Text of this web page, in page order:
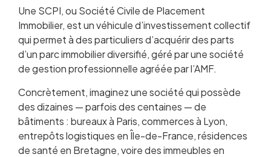
Une SCPI, ou Société Civile de Placement
Immobilier, est un véhicule d’investissement collectif
qui permet à des particuliers d’acquérir des parts
d’un parc immobilier diversifié, géré par une société
de gestion professionnelle agréée par l’AMF.
Concrètement, imaginez une société qui possède
des dizaines — parfois des centaines — de
bâtiments : bureaux à Paris, commerces à Lyon,
entrepôts logistiques en Île-de-France, résidences
de santé en Bretagne, voire des immeubles en